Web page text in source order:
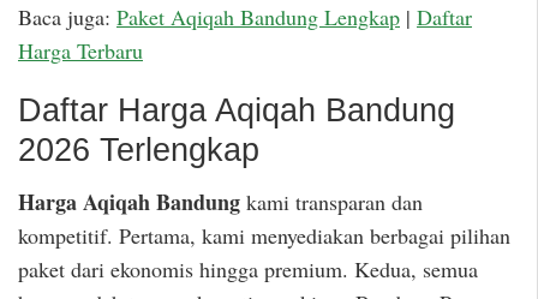
Baca juga: Paket Aqiqah Bandung Lengkap | Daftar
Harga Terbaru
Daftar Harga Aqiqah Bandung
2026 Terlengkap
Harga Aqiqah Bandung kami transparan dan
kompetitif. Pertama, kami menyediakan berbagai pilihan
paket dari ekonomis hingga premium. Kedua, semua